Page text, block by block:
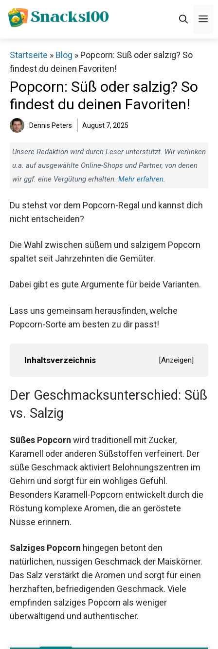
Zum
Inhalt
Startseite » Blog » Popcorn: Süß oder salzig? So
findest du deinen Favoriten!
Popcorn: Süß oder salzig? So
findest du deinen Favoriten!
Dennis Peters August 7, 2025
Unsere Redaktion wird durch Leser unterstützt. Wir verlinken
u.a. auf ausgewählte Online-Shops und Partner, von denen
wir ggf. eine Vergütung erhalten. Mehr erfahren.
Du stehst vor dem Popcorn-Regal und kannst dich
nicht entscheiden?
Die Wahl zwischen süßem und salzigem Popcorn
spaltet seit Jahrzehnten die Gemüter.
Dabei gibt es gute Argumente für beide Varianten.
Lass uns gemeinsam herausfinden, welche
Popcorn-Sorte am besten zu dir passt!
Inhaltsverzeichnis [Anzeigen]
Der Geschmacksunterschied: Süß
vs. Salzig
Süßes Popcorn wird traditionell mit Zucker,
Karamell oder anderen Süßstoffen verfeinert. Der
süße Geschmack aktiviert Belohnungszentren im
Gehirn und sorgt für ein wohliges Gefühl.
Besonders Karamell-Popcorn entwickelt durch die
Röstung komplexe Aromen, die an geröstete
Nüsse erinnern.
Salziges Popcorn hingegen betont den
natürlichen, nussigen Geschmack der Maiskörner.
Das Salz verstärkt die Aromen und sorgt für einen
herzhaften, befriedigenden Geschmack. Viele
empfinden salziges Popcorn als weniger
überwältigend und authentischer.